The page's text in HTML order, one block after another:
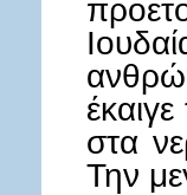
στα
Την